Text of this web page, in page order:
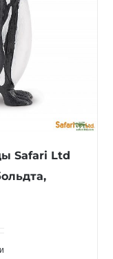
Safari Ltd